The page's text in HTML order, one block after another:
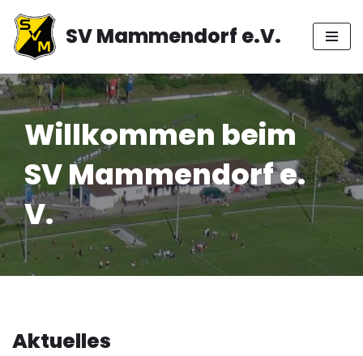
Zum
Inhalt
springen
SV Mammendorf e.V.
Willkommen beim
SV Mammendorf e.
V.
Aktuelles